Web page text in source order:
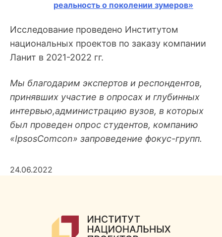
реальность о поколении зумеров»
Исследование проведено Институтом
национальных проектов по заказу компании
Ланит в 2021-2022 гг.
Мы благодарим экспертов и респондентов,
принявших участие в опросах и глубинных
интервью,администрацию вузов, в которых
был проведен опрос студентов, компанию
«IpsosComcon» запроведение фокус-групп.
24.06.2022